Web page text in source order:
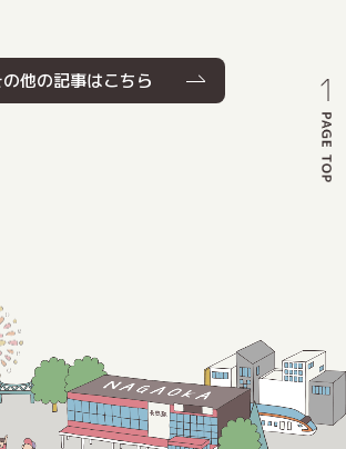
の他の記事はこちら